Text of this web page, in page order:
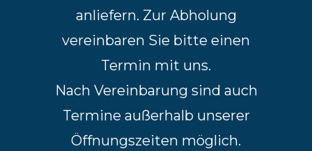
anliefern. Zur Abholung
vereinbaren Sie bitte einen
Termin mit uns.
Nach Vereinbarung sind auch
Termine außerhalb unserer
Öffnungszeiten möglich.